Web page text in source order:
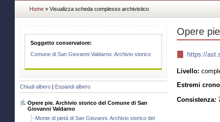
Home » Visualizza scheda complesso archivistico
Soggetto conservatore:
Comune di San Giovanni Valdarno. Archivio storico
Chiudi albero Espandi albero
Opere pie. Archivio storico del Comune di San
Giovanni Valdarno
Monte di pietà di San Giovanni. Archivio storico del
Opere pie
https://
Livello:
Estremi
Consistenza: